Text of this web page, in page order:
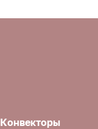
Конвекторы